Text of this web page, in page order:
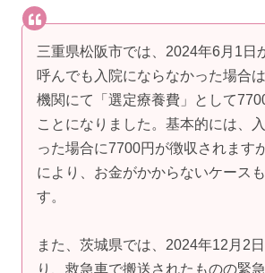
三重県松阪市では、2024年6月1日
呼んでも入院にならなかった場合
機関にて「選定療養費」として
ことになりました。基本的には、
った場合に7700円が徴収されます
により、お金がかからないケース
す。
また、茨城県では、2024年12月2
り、救急車で搬送されたものの緊